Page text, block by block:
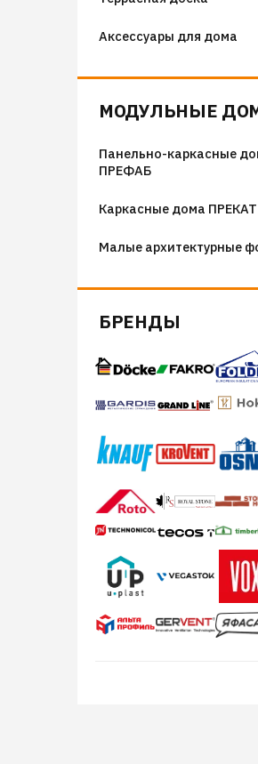
Аксессуары для дома
Адресные таблички,
декор
Козырьки на входные
МОДУЛЬНЫЕ
Панельно-каркасные
ПРЕФАБ
Каркасные дома ПРЕКАТ
Малые архитектурные
БРЕНДЫ